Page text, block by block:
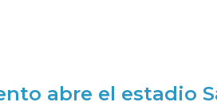
abre el estadio